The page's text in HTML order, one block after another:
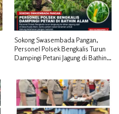
Sokong Swasembada Pangan,
Personel Polsek Bengkalis Turun
Dampingi Petani Jagung di Bathin